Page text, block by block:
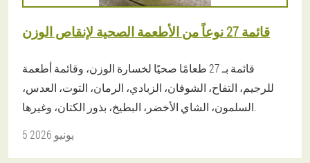
قائمة 27 نوعاً من الأطعمة الصحية لإنقاص الوزن
قائمة بـ 27 طعامًا صحيًا لخسارة الوزن، وقائمة أطعمة
للرجيم، التفاح، الشوفان، الزبادي، الرمان، التوت، العدس،
السلمون، الشاي الأخضر، البطيخ، بذور الكتان، وغيرها.
5 يونيو 2026